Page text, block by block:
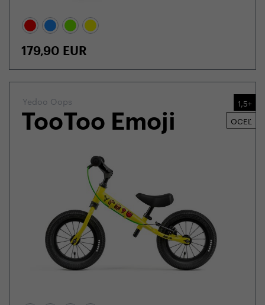
179,90 EUR
Yedoo Oops
1,5+
OCEĽ
TooToo Emoji